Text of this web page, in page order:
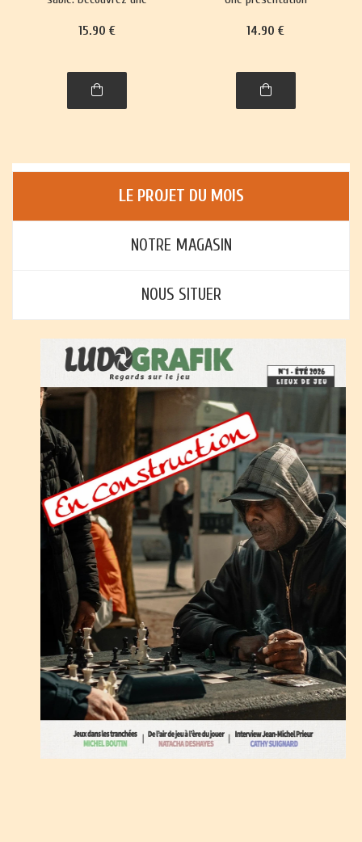
richement illustrés,
histoire et leurs règles.
15.90 €
règles et histoire, de plus
cartes, jeux de plateau,
jeux d'enfants et jeux
14.90 €
LE PROJET DU MOIS
NOTRE MAGASIN
NOUS SITUER